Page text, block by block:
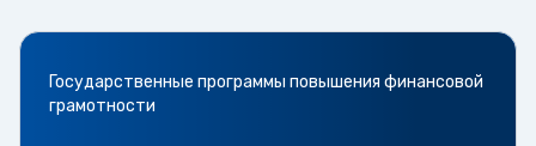
Государственные программы повышения финансовой
грамотности